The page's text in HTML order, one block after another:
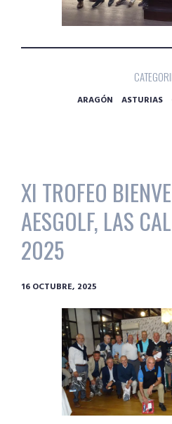
ARAGÓN ASTURIAS
XI TROFEO
AESGOLF, LAS
2025
16 OCTUBRE, 2025